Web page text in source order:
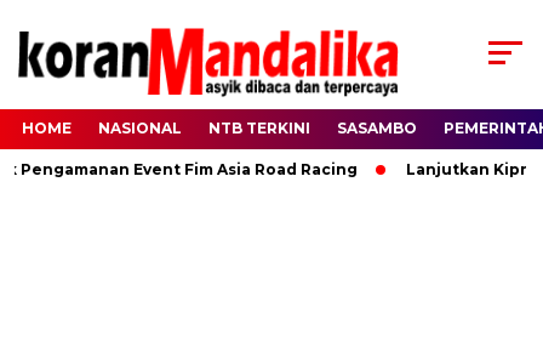
HOME NASIONAL NTB TERKINI SASAMBO
Event Fim Asia Road Racing Lanjutkan Kiprah